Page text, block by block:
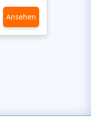
Ansehen